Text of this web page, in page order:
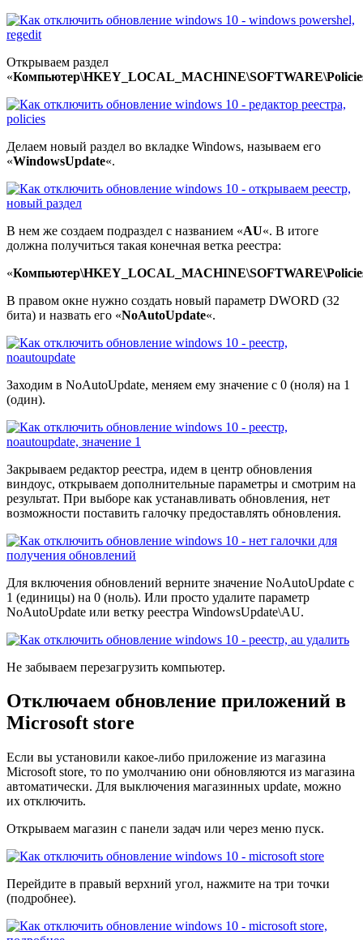
Открываем раздел
«
Делаем новый раздел во вкладке Windows, называем его
«WindowsUpdate«.
В нем же создаем подраздел с названием «AU«. В итоге
должна получиться такая конечная ветка реестра:
«
В правом окне нужно создать новый параметр DWORD (32
бита) и назвать его «NoAutoUpdate«.
Заходим в NoAutoUpdate, меняем ему значение с 0 (ноля) на 1
(один).
Закрываем редактор реестра, идем в центр обновления
виндоус, открываем дополнительные параметры и смотрим на
результат. При выборе как устанавливать обновления, нет
возможности поставить галочку предоставлять обновления.
Для включения обновлений верните значение NoAutoUpdate с
1 (единицы) на 0 (ноль). Или просто удалите параметр
NoAutoUpdate или ветку реестра WindowsUpdate\AU.
Не забываем перезагрузить компьютер.
Отключаем обновление приложений в
Microsoft store
Если вы установили какое-либо приложение из магазина
Microsoft store, то по умолчанию они обновляются из магазина
автоматически. Для выключения магазинных update, можно
их отключить.
Открываем магазин с панели задач или через меню пуск.
Перейдите в правый верхний угол, нажмите на три точки
(подробнее).